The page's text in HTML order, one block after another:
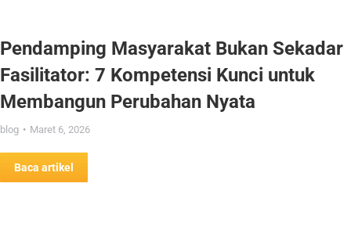
Pendamping Masyarakat Bukan Sekadar
Fasilitator: 7 Kompetensi Kunci untuk
Membangun Perubahan Nyata
blog Maret 6, 2026
Baca artikel